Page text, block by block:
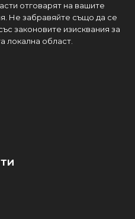
отговарят на вашите
Не забравяйте също да се
законовите изисквания за
локална област.